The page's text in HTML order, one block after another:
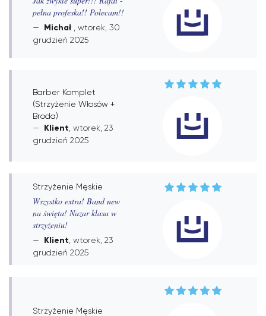
pełna profeska!! Polecam!!
Michał
, wtorek, 30
grudzień 2025
Barber Komplet
(Strzyżenie Włosów +
Broda)
Klient , wtorek, 23
grudzień 2025
Strzyżenie Męskie
Wszystko extra! Band new
na święta! Nazar klasa w
strzyżeniu!
Klient , wtorek, 23
grudzień 2025
Strzyżenie Męskie